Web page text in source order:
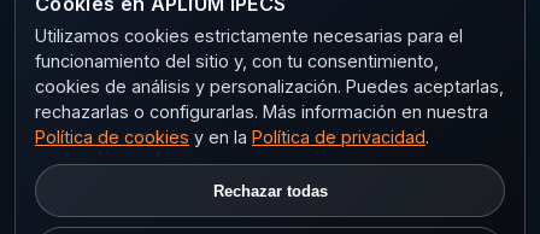
Sectores
Legal
Aviso legal
Utilizamos cookies estrictamente necesarias para el
funcionamiento del sitio y, con tu consentimiento,
cookies de análisis y personalización. Puedes aceptarlas,
rechazarlas o configurarlas. Más información en nuestra
Política de cookies y en la Política de privacidad.
Rechazar todas